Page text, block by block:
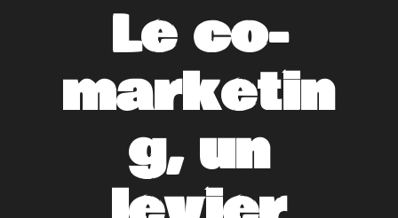
Le co-
marketin
g, un